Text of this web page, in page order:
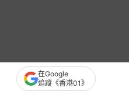
播
在Google
追蹤《香港01》